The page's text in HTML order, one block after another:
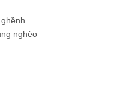
nghèo